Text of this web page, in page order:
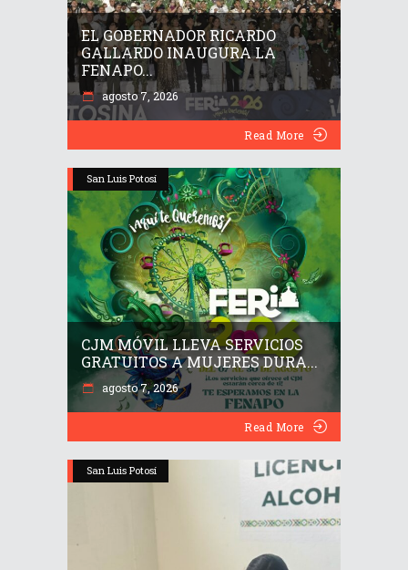
EL GOBERNADOR RICARDO
GALLARDO INAUGURA LA
FENAPO...
agosto 7, 2026
Read More
San Luis Potosí
CJM MÓVIL LLEVA SERVICIOS
GRATUITOS A MUJERES DURA...
agosto 7, 2026
Read More
San Luis Potosí